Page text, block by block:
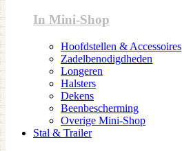
In Mini-Shop
Hoofdstellen & Accessoires
Zadelbenodigdheden
Longeren
Halsters
Dekens
Beenbescherming
Overige Mini-Shop
Stal & Trailer